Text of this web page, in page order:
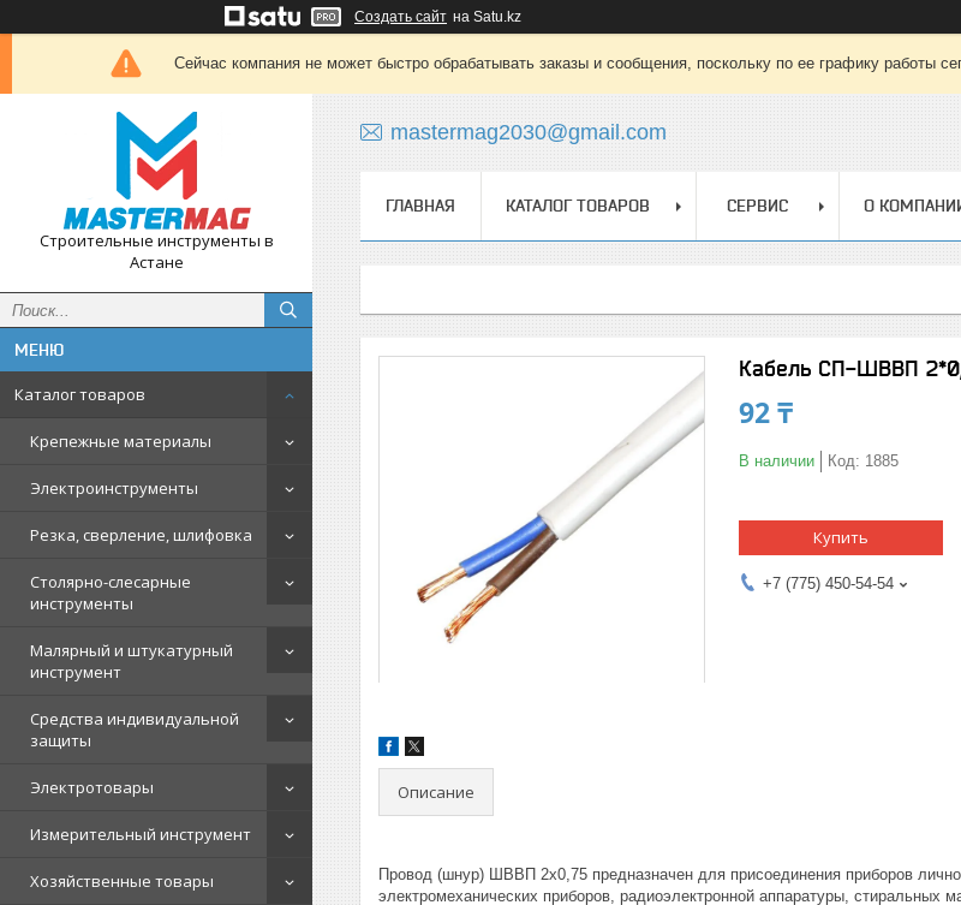
Создать сайт на Satu.kz
Сейчас компания не может быстро обрабатывать заказы и сообщения, поскольку по ее графику работы
Строительные инструменты в
Астане
Каталог товаров
Крепежные материалы
Электроинструменты
Резка, сверление, шлифовка
Столярно-слесарные
инструменты
Малярный и штукатурный
инструмент
Средства индивидуальной
защиты
Электротовары
Измерительный инструмент
Хозяйственные товары
mastermag2030@gmail.com
ГЛАВНАЯ КАТАЛОГ ТОВАРОВ СЕРВИС О
Кабель СП-ШВВП
92 ₸
В наличии Код: 1885
Купить
+7 (775) 450-54-54
Описание
Провод (шнур) ШВВП 2х0,75 предназначен для присоединения приборов
электромеханических приборов, радиоэлектронной аппаратуры,